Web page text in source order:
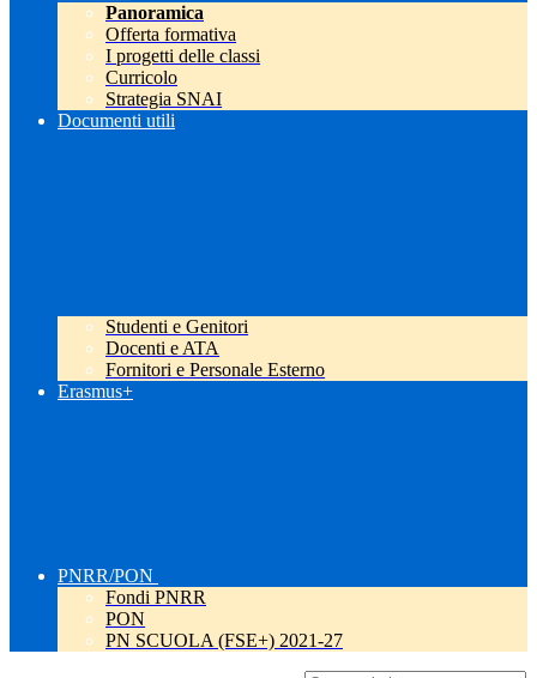
Panoramica
Offerta formativa
I progetti delle classi
Curricolo
Strategia SNAI
Documenti utili
Studenti e Genitori
Docenti e ATA
Fornitori e Personale Esterno
Erasmus+
PNRR/PON
Fondi PNRR
PON
PN SCUOLA (FSE+) 2021-27